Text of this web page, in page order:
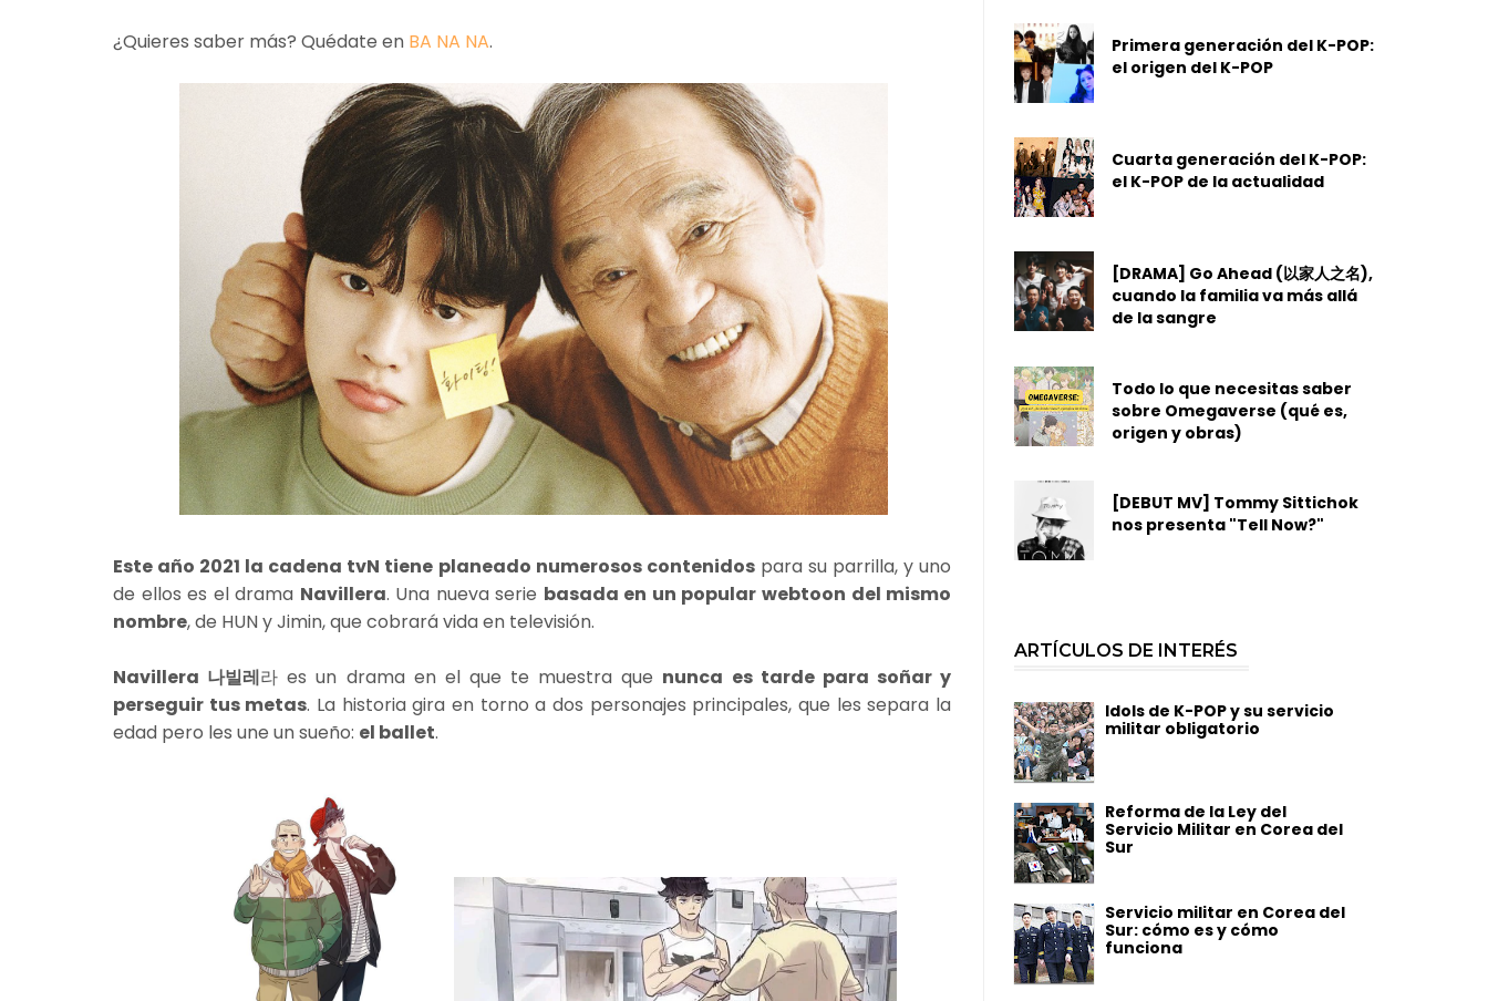
¿Quieres saber más? Quédate en BA NA NA.
Este año 2021 la cadena tvN tiene planeado numerosos contenidospara su parrilla, y uno
de ellos es el drama Navillera. Una nueva serie basada en un popular webtoon del mismo
nombre, de HUN y Jimin, que cobrará vida en televisión.
Navillera 나빌레라 es un drama en el que te muestra que nunca es tarde para soñar y
perseguir tus metas. La historia gira en torno a dos personajes principales, que les separa la
edad pero les une un sueño: el ballet.
Primera generación del K-POP:
el origen del K-POP
Cuarta generación del K-POP:
el K-POP de la actualidad
[DRAMA] Go Ahead (以家人之名),
cuando la familia va más allá
de la sangre
Todo lo que necesitas saber
sobre Omegaverse (qué es,
origen y obras)
[DEBUT MV] Tommy Sittichok
nos presenta "Tell Now?"
ARTÍCULOS DE INTERÉS
Idols de K-POP y su servicio
militar obligatorio
Reforma de la Ley del
Servicio Militar en Corea del
Sur
Servicio militar en Corea del
Sur: cómo es y cómo
funciona